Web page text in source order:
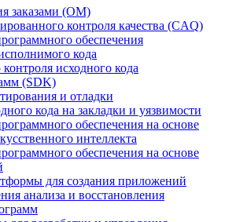
заказами (OM)
контроля качества (CAQ)
обеспечения
кода
исходного кода
(SDK)
и отладки
кода на закладки и уязвимости
обеспечения на основе
интеллекта
обеспечения на основе
для создания приложений
анализа и восстановления